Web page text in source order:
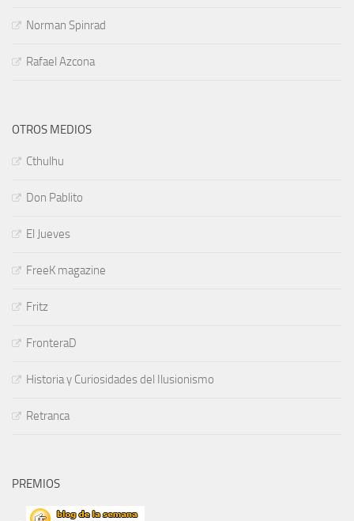
Norman Spinrad
Rafael Azcona
OTROS MEDIOS
Cthulhu
Don Pablito
El Jueves
FreeK magazine
Fritz
FronteraD
Historia y Curiosidades del Ilusionismo
Retranca
PREMIOS